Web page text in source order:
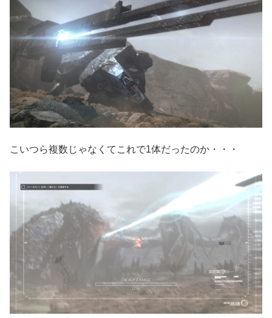
こいつら複数じゃなくてこれで1体だったのか・・・